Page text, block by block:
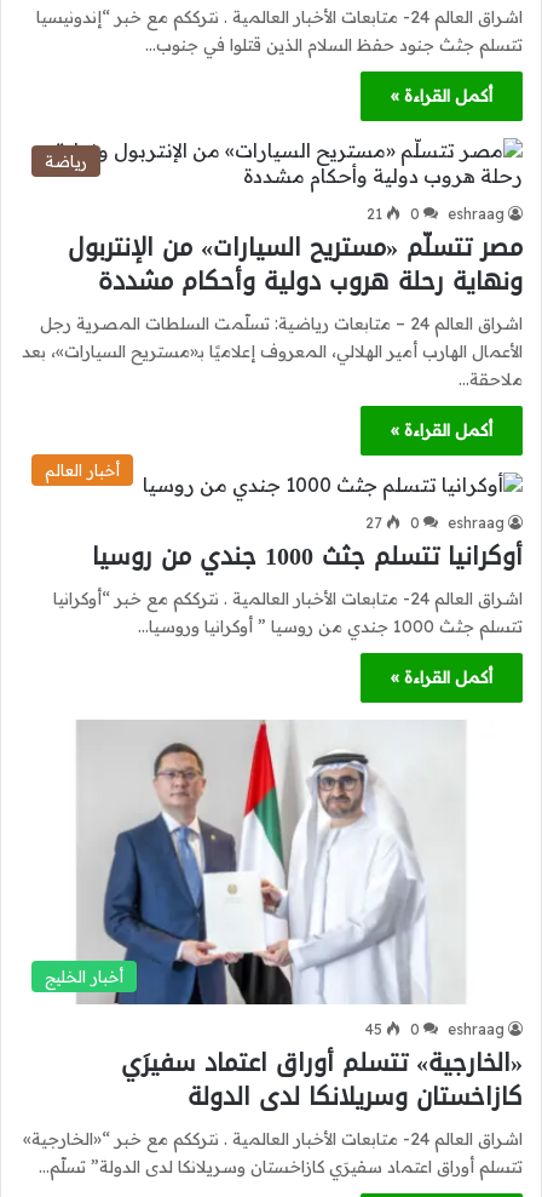
اشراق العالم 24- متابعات الأخبار العالمية . نترككم مع خبر “إندونيسيا
تتسلم جثث جنود حفظ السلام الذين قتلوا في جنوب…
أكمل القراءة »
رياضة
eshraag
0
21
مصر تتسلّم «مستريح السيارات» من الإنتربول
ونهاية رحلة هروب دولية وأحكام مشددة
اشراق العالم 24 – متابعات رياضية: تسلّمت السلطات المصرية رجل
الأعمال الهارب أمير الهلالي، المعروف إعلاميًا بـ«مستريح السيارات»، بعد
ملاحقة…
أكمل القراءة »
أخبار العالم
eshraag
0
27
أوكرانيا تتسلم جثث 1000 جندي من روسيا
اشراق العالم 24- متابعات الأخبار العالمية . نترككم مع خبر “أوكرانيا
تتسلم جثث 1000 جندي من روسيا ” أوكرانيا وروسيا…
أكمل القراءة »
أخبار الخليج
eshraag
0
45
«الخارجية» تتسلم أوراق اعتماد سفيرَي
كازاخستان وسريلانكا لدى الدولة
اشراق العالم 24- متابعات الأخبار العالمية . نترككم مع خبر “«الخارجية»
تتسلم أوراق اعتماد سفيرَي كازاخستان وسريلانكا لدى الدولة” تسلّم…